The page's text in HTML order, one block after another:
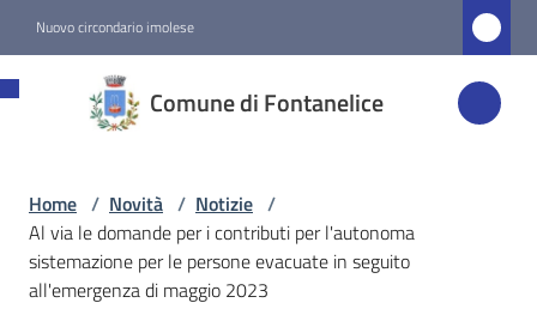
Nuovo circondario imolese
Comune di Fontanelice
Fontanelice
Amministrazione
Novità
Home / Novità / Notizie /
Al via le domande per i contributi per l'autonoma
sistemazione per le persone evacuate in seguito
all'emergenza di maggio 2023